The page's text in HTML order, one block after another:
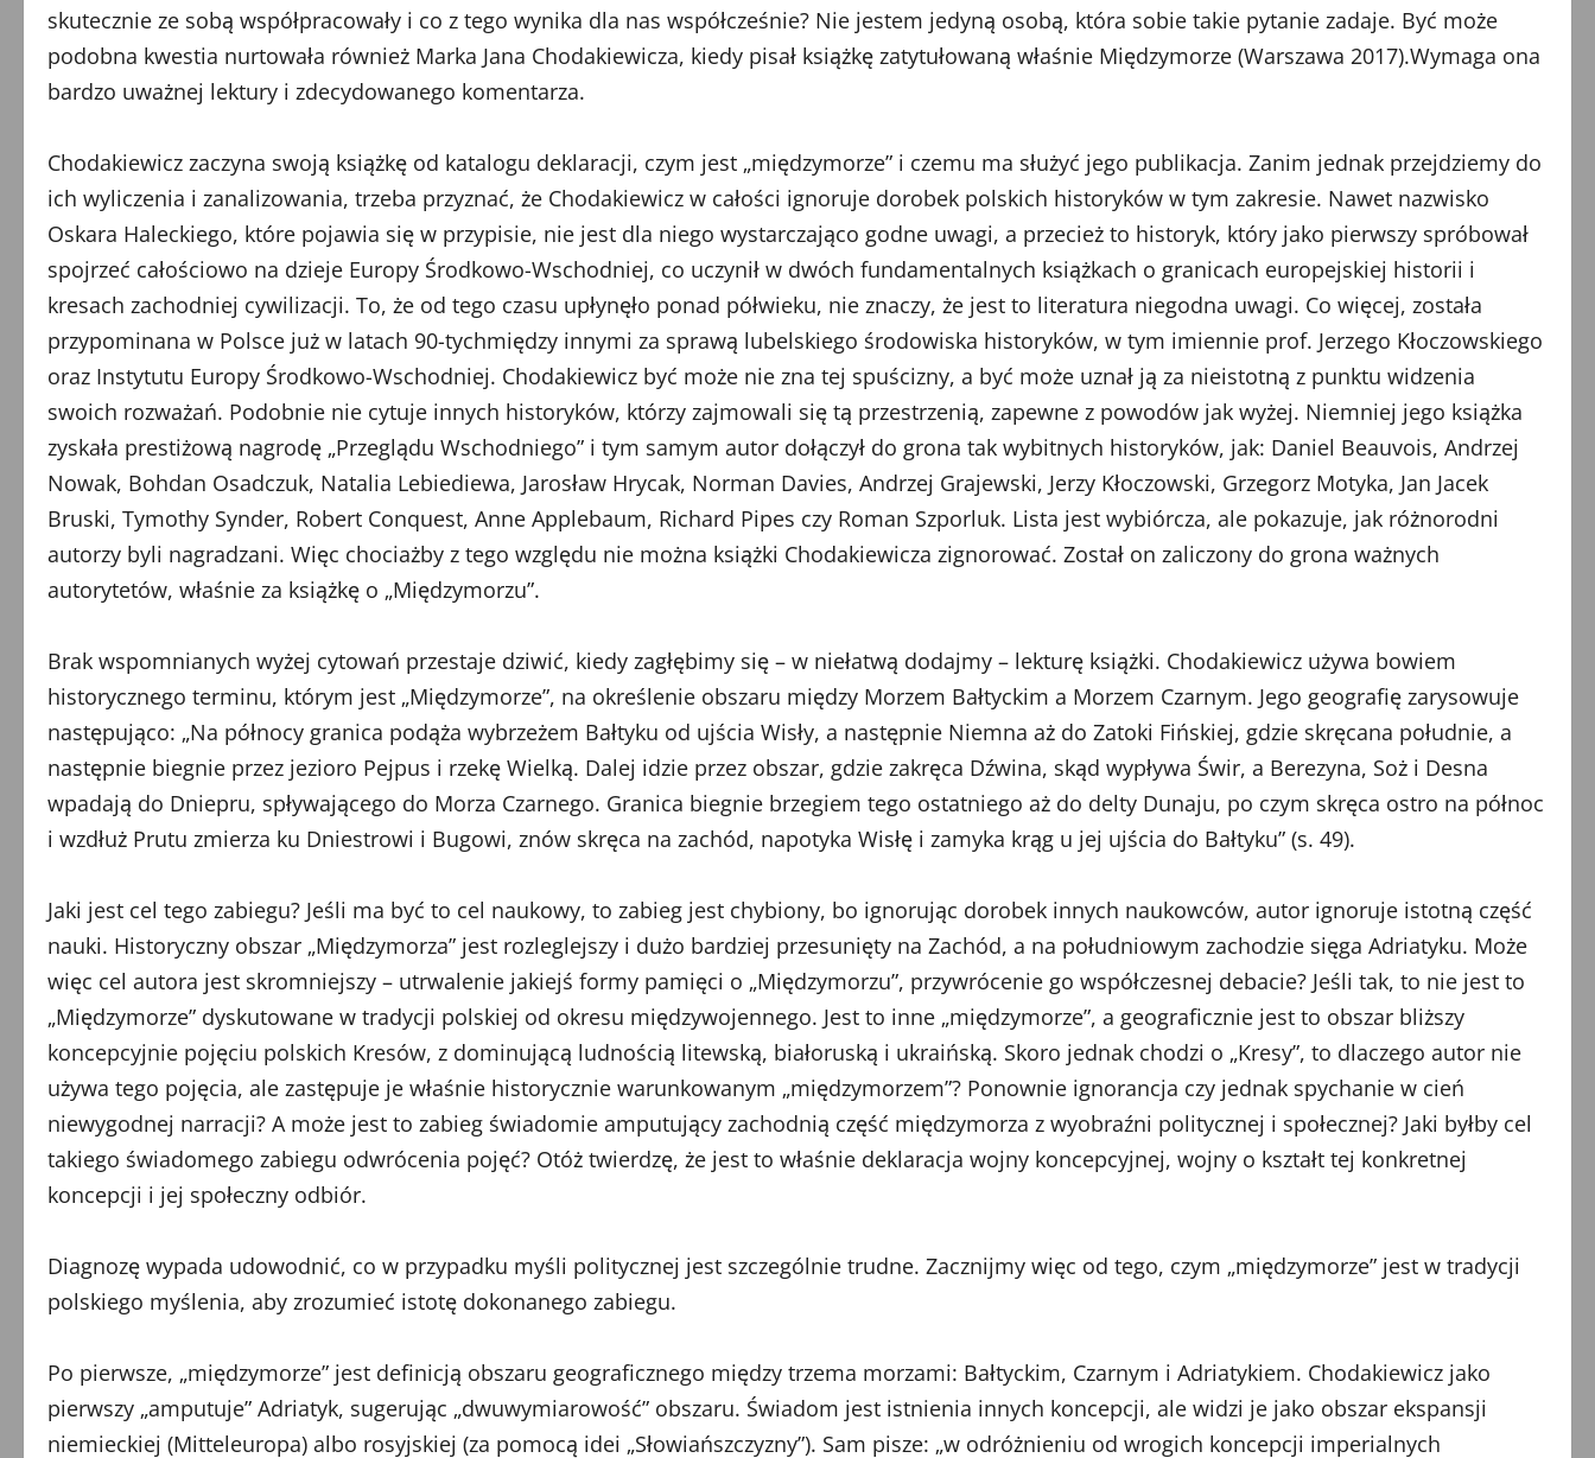
skutecznie ze sobą współpracowały i co z tego wynika dla nas współcześnie? Nie jestem jedyną osobą, która sobie takie pytanie zadaje. Być może
podobna kwestia nurtowała również Marka Jana Chodakiewicza, kiedy pisał książkę zatytułowaną właśnie Międzymorze (Warszawa 2017).Wymaga ona
bardzo uważnej lektury i zdecydowanego komentarza.
Chodakiewicz zaczyna swoją książkę od katalogu deklaracji, czym jest „międzymorze” i czemu ma służyć jego publikacja. Zanim jednak przejdziemy do
ich wyliczenia i zanalizowania, trzeba przyznać, że Chodakiewicz w całości ignoruje dorobek polskich historyków w tym zakresie. Nawet nazwisko
Oskara Haleckiego, które pojawia się w przypisie, nie jest dla niego wystarczająco godne uwagi, a przecież to historyk, który jako pierwszy spróbował
spojrzeć całościowo na dzieje Europy Środkowo-Wschodniej, co uczynił w dwóch fundamentalnych książkach o granicach europejskiej historii i
kresach zachodniej cywilizacji. To, że od tego czasu upłynęło ponad półwieku, nie znaczy, że jest to literatura niegodna uwagi. Co więcej, została
przypominana w Polsce już w latach 90-tychmiędzy innymi za sprawą lubelskiego środowiska historyków, w tym imiennie prof. Jerzego Kłoczowskiego
oraz Instytutu Europy Środkowo-Wschodniej. Chodakiewicz być może nie zna tej spuścizny, a być może uznał ją za nieistotną z punktu widzenia
swoich rozważań. Podobnie nie cytuje innych historyków, którzy zajmowali się tą przestrzenią, zapewne z powodów jak wyżej. Niemniej jego książka
zyskała prestiżową nagrodę „Przeglądu Wschodniego” i tym samym autor dołączył do grona tak wybitnych historyków, jak: Daniel Beauvois, Andrzej
Nowak, Bohdan Osadczuk, Natalia Lebiediewa, Jarosław Hrycak, Norman Davies, Andrzej Grajewski, Jerzy Kłoczowski, Grzegorz Motyka, Jan Jacek
Bruski, Tymothy Synder, Robert Conquest, Anne Applebaum, Richard Pipes czy Roman Szporluk. Lista jest wybiórcza, ale pokazuje, jak różnorodni
autorzy byli nagradzani. Więc chociażby z tego względu nie można książki Chodakiewicza zignorować. Został on zaliczony do grona ważnych
autorytetów, właśnie za książkę o „Międzymorzu”.
Brak wspomnianych wyżej cytowań przestaje dziwić, kiedy zagłębimy się – w niełatwą dodajmy – lekturę książki. Chodakiewicz używa bowiem
historycznego terminu, którym jest „Międzymorze”, na określenie obszaru między Morzem Bałtyckim a Morzem Czarnym. Jego geografię zarysowuje
następująco: „Na północy granica podąża wybrzeżem Bałtyku od ujścia Wisły, a następnie Niemna aż do Zatoki Fińskiej, gdzie skręcana południe, a
następnie biegnie przez jezioro Pejpus i rzekę Wielką. Dalej idzie przez obszar, gdzie zakręca Dźwina, skąd wypływa Świr, a Berezyna, Soż i Desna
wpadają do Dniepru, spływającego do Morza Czarnego. Granica biegnie brzegiem tego ostatniego aż do delty Dunaju, po czym skręca ostro na północ
i wzdłuż Prutu zmierza ku Dniestrowi i Bugowi, znów skręca na zachód, napotyka Wisłę i zamyka krąg u jej ujścia do Bałtyku” (s. 49).
Jaki jest cel tego zabiegu? Jeśli ma być to cel naukowy, to zabieg jest chybiony, bo ignorując dorobek innych naukowców, autor ignoruje istotną część
nauki. Historyczny obszar „Międzymorza” jest rozleglejszy i dużo bardziej przesunięty na Zachód, a na południowym zachodzie sięga Adriatyku. Może
więc cel autora jest skromniejszy – utrwalenie jakiejś formy pamięci o „Międzymorzu”, przywrócenie go współczesnej debacie? Jeśli tak, to nie jest to
„Międzymorze” dyskutowane w tradycji polskiej od okresu międzywojennego. Jest to inne „międzymorze”, a geograficznie jest to obszar bliższy
koncepcyjnie pojęciu polskich Kresów, z dominującą ludnością litewską, białoruską i ukraińską. Skoro jednak chodzi o „Kresy”, to dlaczego autor nie
używa tego pojęcia, ale zastępuje je właśnie historycznie warunkowanym „międzymorzem”? Ponownie ignorancja czy jednak spychanie w cień
niewygodnej narracji? A może jest to zabieg świadomie amputujący zachodnią część międzymorza z wyobraźni politycznej i społecznej? Jaki byłby cel
takiego świadomego zabiegu odwrócenia pojęć? Otóż twierdzę, że jest to właśnie deklaracja wojny koncepcyjnej, wojny o kształt tej konkretnej
koncepcji i jej społeczny odbiór.
Diagnozę wypada udowodnić, co w przypadku myśli politycznej jest szczególnie trudne. Zacznijmy więc od tego, czym „międzymorze” jest w tradycji
polskiego myślenia, aby zrozumieć istotę dokonanego zabiegu.
Po pierwsze, „międzymorze” jest definicją obszaru geograficznego między trzema morzami: Bałtyckim, Czarnym i Adriatykiem. Chodakiewicz jako
pierwszy „amputuje” Adriatyk, sugerując „dwuwymiarowość” obszaru. Świadom jest istnienia innych koncepcji, ale widzi je jako obszar ekspansji
niemieckiej (Mitteleuropa) albo rosyjskiej (za pomocą idei „Słowiańszczyzny”). Sam pisze: „w odróżnieniu od wrogich koncepcji imperialnych